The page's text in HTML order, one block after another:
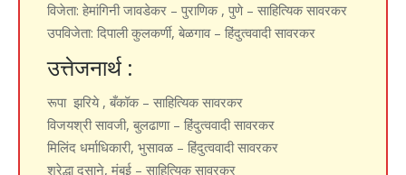
विजेता: हेमांगिनी जावडेकर – पुराणिक , पुणे – साहित्यिक सावरकर
उपविजेता: दिपाली कुलकर्णी, बेळगाव – हिंदुत्ववादी सावरकर
उत्तेजनार्थ :
रूपा झरिये , बँकॉक – साहित्यिक सावरकर
विजयश्री सावजी, बुलढाणा – हिंदुत्ववादी सावरकर
मिलिंद धर्माधिकारी, भुसावळ – हिंदुत्ववादी सावरकर
श्रेद्धा दुसाने, मुंबई – साहित्यिक सावरकर